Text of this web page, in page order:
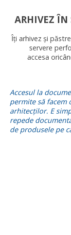
ARHIVEZ
Îți arhivez și
servere
accesa
Accesul la
permite să facem
arhitecților. E
repede
de produsele pe